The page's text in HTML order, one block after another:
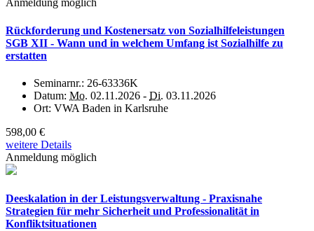
Anmeldung möglich
Rückforderung und Kostenersatz von Sozialhilfeleistungen
SGB XII - Wann und in welchem Umfang ist Sozialhilfe zu
erstatten
Seminarnr.: 26-63336K
Datum: Mo. 02.11.2026 - Di. 03.11.2026
Ort: VWA Baden in Karlsruhe
598,00 €
weitere Details
Anmeldung möglich
Deeskalation in der Leistungsverwaltung - Praxisnahe
Strategien für mehr Sicherheit und Professionalität in
Konfliktsituationen